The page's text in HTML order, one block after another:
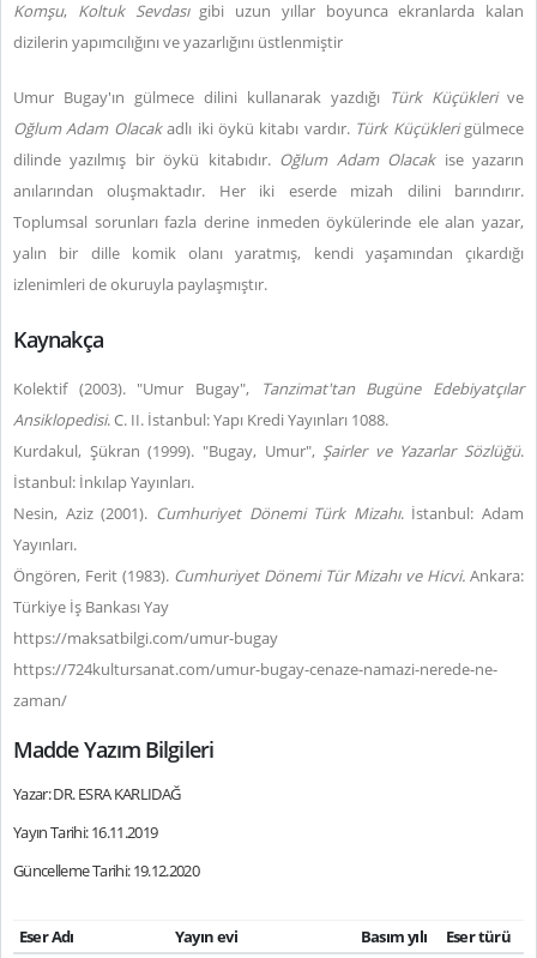
Komşu, Koltuk Sevdası gibi uzun yıllar boyunca ekranlarda kalan
dizilerin yapımcılığını ve yazarlığını üstlenmiştir
Umur Bugay'ın gülmece dilini kullanarak yazdığı Türk Küçükleri ve
Oğlum Adam Olacakadlı iki öykü kitabı vardır. Türk Küçüklerigülmece
dilinde yazılmış bir öykü kitabıdır. Oğlum Adam Olacak ise yazarın
anılarından oluşmaktadır. Her iki eserde mizah dilini barındırır.
Toplumsal sorunları fazla derine inmeden öykülerinde ele alan yazar,
yalın bir dille komik olanı yaratmış, kendi yaşamından çıkardığı
izlenimleri de okuruyla paylaşmıştır.
Kaynakça
Kolektif (2003). "Umur Bugay",
Tanzimat'tan Bugüne Edebiyatçılar
Ansiklopedisi. C. II. İstanbul: Yapı Kredi Yayınları 1088.
Kurdakul, Şükran (1999). "Bugay, Umur", Şairler ve Yazarlar Sözlüğü.
İstanbul: İnkılap Yayınları.
Nesin, Aziz (2001). Cumhuriyet Dönemi Türk Mizahı. İstanbul: Adam
Yayınları.
Öngören, Ferit (1983). Cumhuriyet Dönemi Tür Mizahı ve Hicvi. Ankara:
Türkiye İş Bankası Yay
https://maksatbilgi.com/umur-bugay
https://724kultursanat.com/umur-bugay-cenaze-namazi-nerede-ne-
zaman/
Madde Yazım Bilgileri
Yazar: DR. ESRA KARLIDAĞ
Yayın Tarihi: 16.11.2019
Güncelleme Tarihi: 19.12.2020
Eser Adı Yayın evi Basım yılı
Eser türü